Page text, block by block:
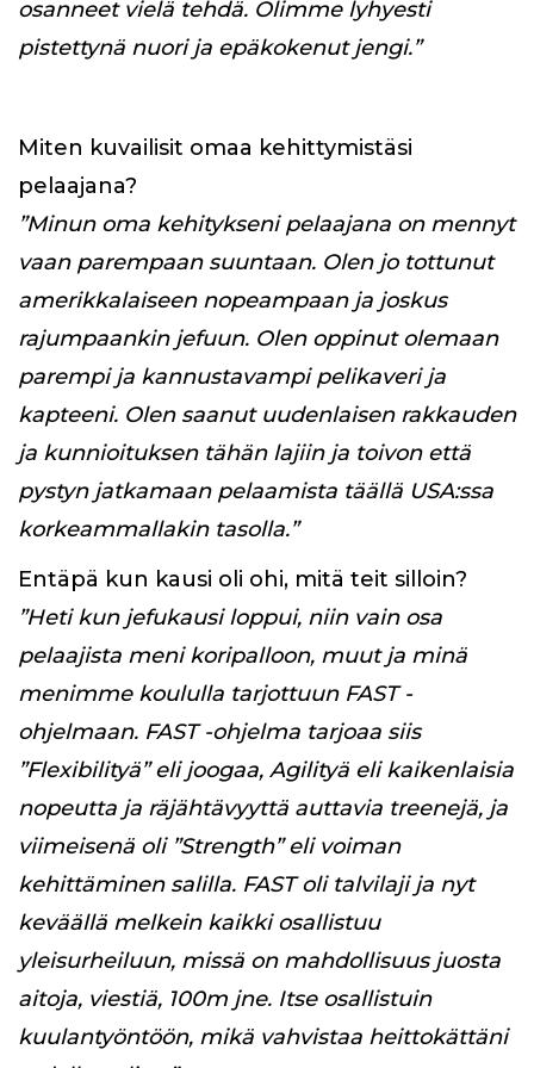
osanneet vielä tehdä. Olimme lyhyesti
pistettynä nuori ja epäkokenut jengi.”
Miten kuvailisit omaa kehittymistäsi
pelaajana?
”Minun oma kehitykseni pelaajana on mennyt
vaan parempaan suuntaan. Olen jo tottunut
amerikkalaiseen nopeampaan ja joskus
rajumpaankin jefuun. Olen oppinut olemaan
parempi ja kannustavampi pelikaveri ja
kapteeni. Olen saanut uudenlaisen rakkauden
ja kunnioituksen tähän lajiin ja toivon että
pystyn jatkamaan pelaamista täällä USA:ssa
korkeammallakin tasolla.”
Entäpä kun kausi oli ohi, mitä teit silloin?
”Heti kun jefukausi loppui, niin vain osa
pelaajista meni koripalloon, muut ja minä
menimme koululla tarjottuun FAST -
ohjelmaan. FAST -ohjelma tarjoaa siis
”Flexibilityä” eli joogaa, Agilityä eli kaikenlaisia
nopeutta ja räjähtävyyttä auttavia treenejä, ja
viimeisenä oli ”Strength” eli voiman
kehittäminen salilla. FAST oli talvilaji ja nyt
keväällä melkein kaikki osallistuu
yleisurheiluun, missä on mahdollisuus juosta
aitoja, viestiä, 100m jne. Itse osallistuin
kuulantyöntöön, mikä vahvistaa heittokättäni